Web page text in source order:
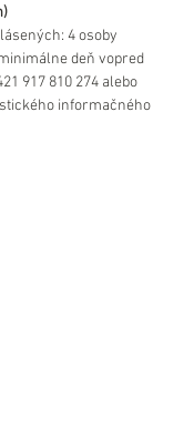
4 osoby
deň vopred
917 810 274 alebo
informačného